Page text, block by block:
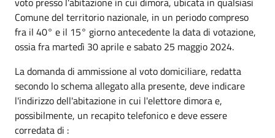
Comune del territorio nazionale, in un periodo compreso
fra il 40° e il 15° giorno antecedente la data di votazione,
ossia fra martedì 30 aprile e sabato 25 maggio 2024.
La domanda di ammissione al voto domiciliare, redatta
secondo lo schema allegato alla presente, deve indicare
l'indirizzo dell'abitazione in cui l'elettore dimora e,
possibilmente, un recapito telefonico e deve essere
corredata di :